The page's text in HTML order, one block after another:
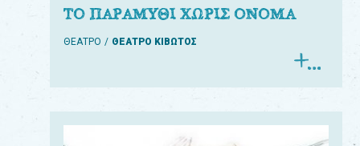
ΤΟ ΠΑΡΑΜΥΘΙ ΧΩΡΙΣ ΟΝΟΜΑ
ΘΕΑΤΡΟ ΘΕΑΤΡΟ ΚΙΒΩΤΟΣ